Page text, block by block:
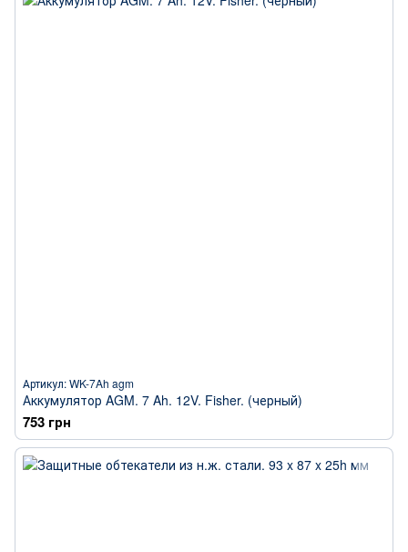
Артикул: WK-7Ah agm
Аккумулятор AGM. 7 Ah. 12V. Fisher. (черный)
753 грн